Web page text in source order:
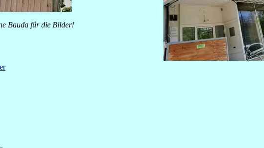
Bauda für die Bilder!